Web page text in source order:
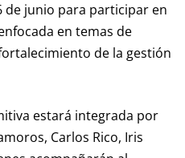
de junio para participar en
en temas de
de la gestión
estará integrada por
Carlos Rico, Iris